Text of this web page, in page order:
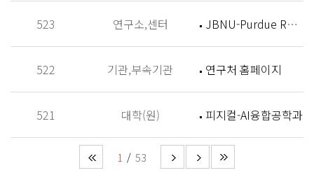
523 연구소,센터 JBNU-Purdue Research Institute (JPRI)
522 기관,부속기관 연구처 홈페이지
521 대학(원) 피지컬-AI융합공학과
1 53